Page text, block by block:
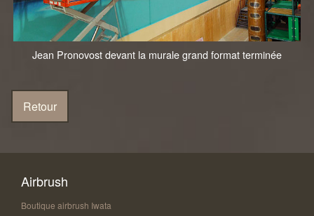
Jean Pronovost devant la murale grand format terminée
Airbrush
Boutique airbrush Iwata